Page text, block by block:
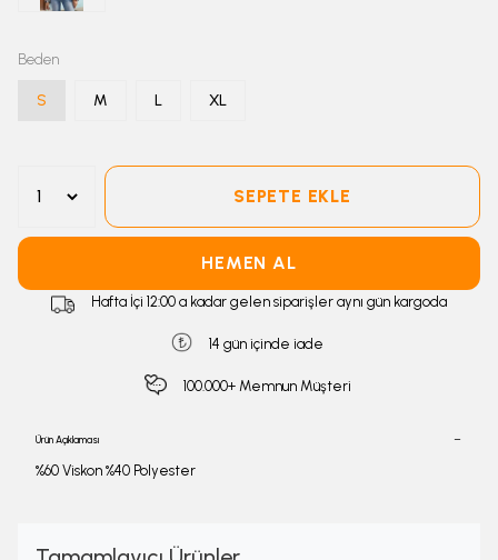
Beden
S M L XL
SEPETE EKLE
HEMEN AL
Hafta İçi 12:00 a kadar gelen siparişler aynı gün kargoda
14 gün içinde iade
100.000+ Memnun Müşteri
Ürün Açıklaması
%60 Viskon %40 Polyester